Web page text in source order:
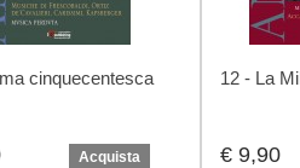
cinquecentesca
Acquista
12 - La
€ 9,90